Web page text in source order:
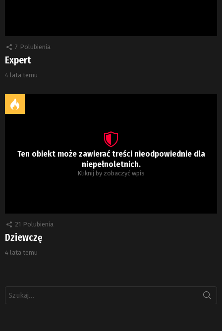
7 Polubienia
Expert
4 lata temu
Ten obiekt może zawierać treści nieodpowiednie dla
niepełnoletnich.
Kliknij by zobaczyć wpis
21 Polubienia
Dziewczę
4 lata temu